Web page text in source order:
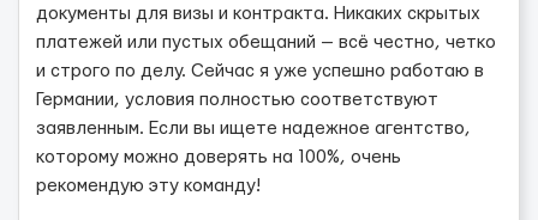
документы для визы и контракта. Никаких скрытых
платежей или пустых обещаний — всё честно, четко
и строго по делу. Сейчас я уже успешно работаю в
Германии, условия полностью соответствуют
заявленным. Если вы ищете надежное агентство,
которому можно доверять на 100%, очень
рекомендую эту команду!